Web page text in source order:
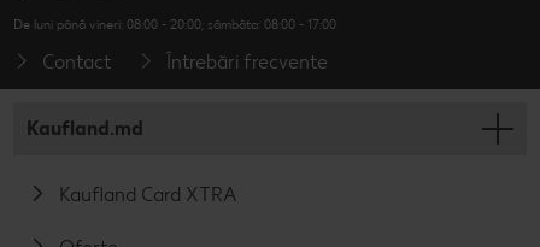
De luni până vineri: 08:00 - 20:00; sâmbăta: 08:00 - 17:00
Contact Întrebări frecvente
Kaufland.md
Kaufland Card XTRA